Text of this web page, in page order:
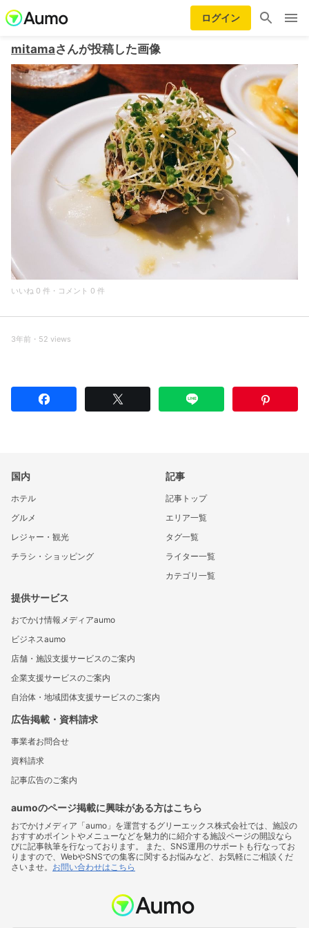
ログイン
mitamaさんが投稿した画像
いいね 0 件・コメント 0 件
3年前・52 views
国内
ホテル
グルメ
レジャー・観光
チラシ・ショッピング
記事
記事トップ
エリア一覧
タグ一覧
ライター一覧
カテゴリ一覧
提供サービス
おでかけ情報メディアaumo
ビジネスaumo
店舗・施設支援サービスのご案内
企業支援サービスのご案内
自治体・地域団体支援サービスのご案内
広告掲載・資料請求
事業者お問合せ
資料請求
記事広告のご案内
aumoのページ掲載に興味がある方はこちら
おでかけメディア「aumo」を運営するグリーエックス株式会社では、施設の
おすすめポイントやメニューなどを魅力的に紹介する施設ページの開設なら
びに記事執筆を行なっております。 また、SNS運用のサポートも行なってお
りますので、WebやSNSでの集客に関するお悩みなど、お気軽にご相談くだ
さいませ。 お問い合わせはこちら